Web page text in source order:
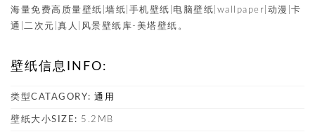
海量免费高质量壁纸|墙纸|手机壁纸|电脑壁纸|wallpaper|动漫|卡
通|二次元|真人|风景壁纸库-美塔壁纸。
壁纸信息INFO:
类型CATAGORY: 通用
壁纸大小SIZE: 5.2MB